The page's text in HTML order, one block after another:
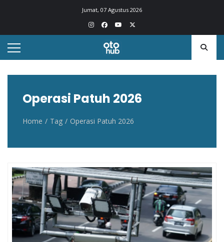
Jumat, 07 Agustus 2026
Otohub.co
Portal berita otomotif Indonesia terkini
Operasi Patuh 2026
Home Tag Operasi Patuh 2026